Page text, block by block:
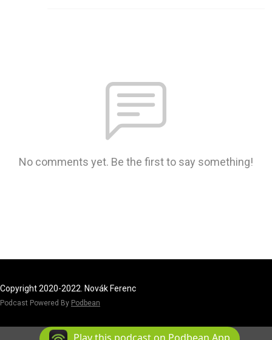
No comments yet. Be the first to say something!
Copyright 2020-2022. Novák Ferenc
Podcast Powered By Podbean